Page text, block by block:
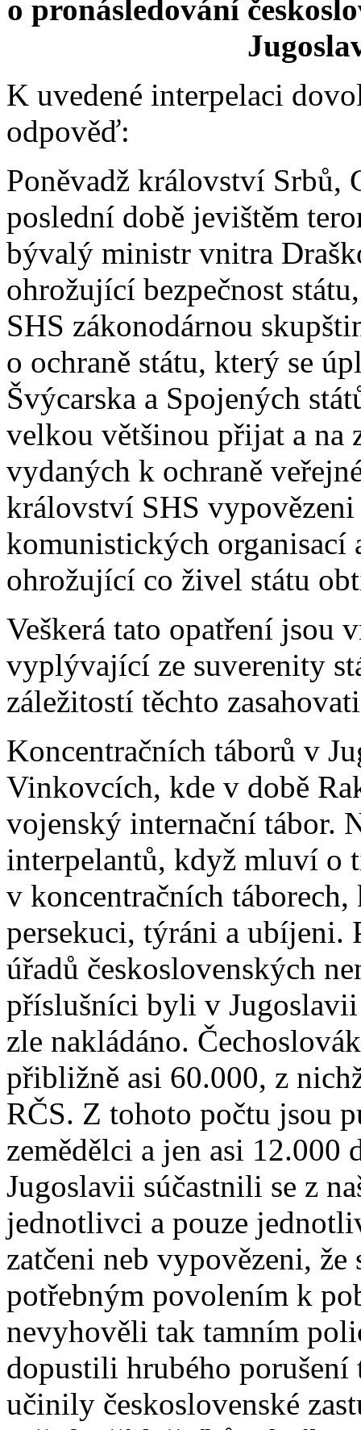
o pronásledování
K uvedené interpelaci
odpověď:
Poněvadž království Srbů,
poslední době jevištěm
bývalý ministr vnitra
ohrožující bezpečnost
SHS zákonodárnou
o ochraně státu, který se
Švýcarska a Spojených
velkou většinou přijat a na
vydaných k ochraně
království SHS
komunistických organisací
ohrožující co živel státu
Veškerá tato opatření jsou
vyplývající ze suverenity
záležitostí těchto
Koncentračních táborů v
Vinkovcích, kde v době
vojenský internační tábor.
interpelantů, když mluví o
v koncentračních
persekuci, týráni a ubíjeni.
úřadů československých
příslušníci byli v
zle nakládáno.
přibližně asi 60.000, z
RČS. Z tohoto počtu jsou
zemědělci a jen asi
Jugoslavii súčastnili se z
jednotlivci a pouze
zatčeni neb vypovězeni,
potřebným povolením k
nevyhověli tak tamním
dopustili hrubého porušení
učinily československé